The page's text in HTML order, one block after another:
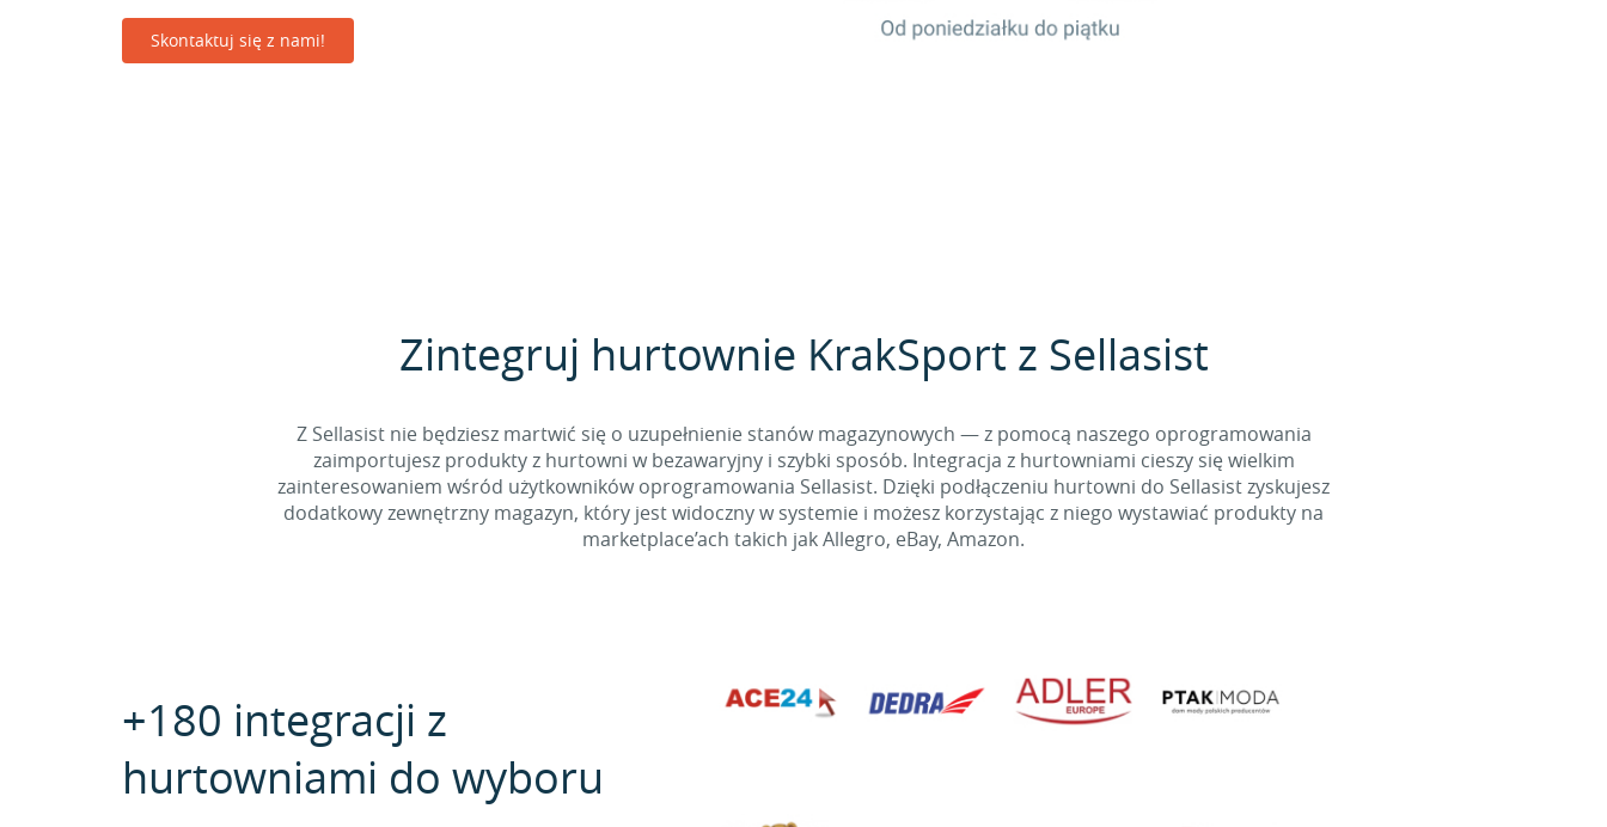
Skontaktuj się z nami!
Zintegruj hurtownie KrakSport z Sellasist
Z Sellasist nie będziesz martwić się o uzupełnienie stanów magazynowych — z pomocą naszego oprogramowania
zaimportujesz produkty z hurtowni w bezawaryjny i szybki sposób. Integracja z hurtowniami cieszy się wielkim
zainteresowaniem wśród użytkowników oprogramowania Sellasist. Dzięki podłączeniu hurtowni do Sellasist zyskujesz
dodatkowy zewnętrzny magazyn, który jest widoczny w systemie i możesz korzystając z niego wystawiać produkty na
marketplace’ach takich jak Allegro, eBay, Amazon.
+180 integracji z
hurtowniami do wyboru